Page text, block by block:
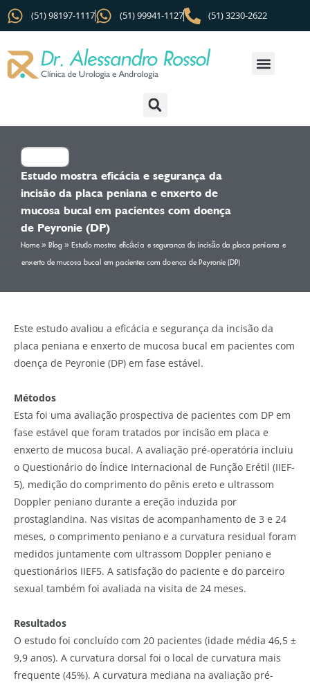
(51) 98197-1117 (51) 99941-1127 (51) 3230-2622
Estudo mostra eficácia e segurança da
incisão da placa peniana e enxerto de
mucosa bucal em pacientes com doença
de Peyronie (DP)
Home » Blog » Estudo mostra eficácia e segurança da incisão da placa peniana e
enxerto de mucosa bucal em pacientes com doença de Peyronie (DP)
Este estudo avaliou a eficácia e segurança da incisão da
placa peniana e enxerto de mucosa bucal em pacientes com
doença de Peyronie (DP) em fase estável.
Métodos
Esta foi uma avaliação prospectiva de pacientes com DP em
fase estável que foram tratados por incisão em placa e
enxerto de mucosa bucal. A avaliação pré-operatória incluiu
o Questionário do Índice Internacional de Função Erétil (IIEF-
5), medição do comprimento do pênis ereto e ultrassom
Doppler peniano durante a ereção induzida por
prostaglandina. Nas visitas de acompanhamento de 3 e 24
meses, o comprimento peniano e a curvatura residual foram
medidos juntamente com ultrassom Doppler peniano e
questionários IIEF5. A satisfação do paciente e do parceiro
sexual também foi avaliada na visita de 24 meses.
Resultados
O estudo foi concluído com 20 pacientes (idade média 46,5 ±
9,9 anos). A curvatura dorsal foi o local de curvatura mais
frequente (45%). A curvatura mediana na avaliação pré-